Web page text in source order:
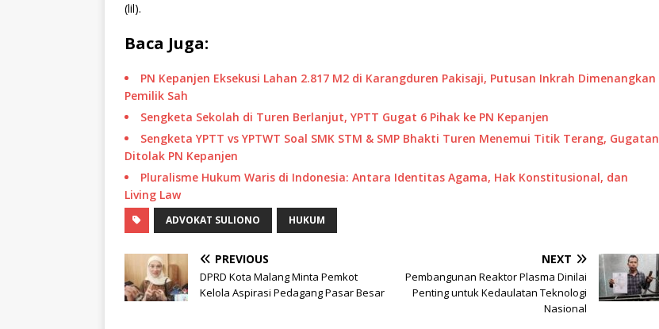
(lil).
Baca Juga:
PN Kepanjen Eksekusi Lahan 2.817 M2 di Karangduren Pakisaji, Putusan Inkrah Dimenangkan
Pemilik Sah
Sengketa Sekolah di Turen Berlanjut, YPTT Gugat 6 Pihak ke PN Kepanjen
Sengketa YPTT vs YPTWT Soal SMK STM & SMP Bhakti Turen Menemui Titik Terang, Gugatan
Ditolak PN Kepanjen
Pluralisme Hukum Waris di Indonesia: Antara Identitas Agama, Hak Konstitusional, dan
Living Law
ADVOKAT SULIONO HUKUM
PREVIOUS
DPRD Kota Malang Minta Pemkot
Kelola Aspirasi Pedagang Pasar Besar
NEXT
Pembangunan Reaktor Plasma Dinilai
Penting untuk Kedaulatan Teknologi
Nasional